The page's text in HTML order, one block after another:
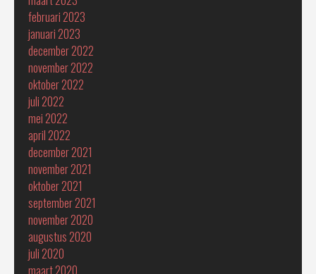
februari 2023
januari 2023
december 2022
november 2022
oktober 2022
juli 2022
mei 2022
april 2022
december 2021
november 2021
oktober 2021
september 2021
november 2020
augustus 2020
juli 2020
maart 2020